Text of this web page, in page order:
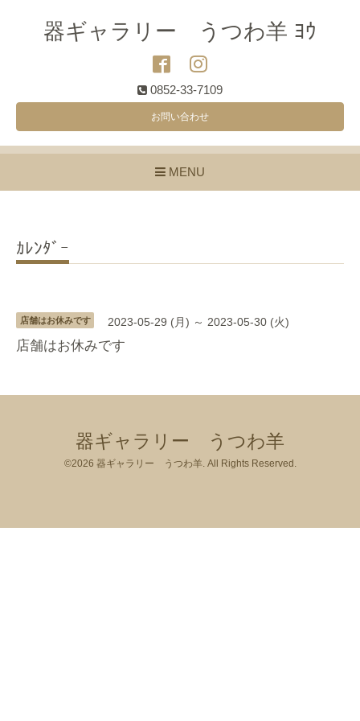
器ギャラリー うつわ羊 ﾖｳ
0852-33-7109
お問い合わせ
MENU
ｶﾚﾝﾀﾞｰ
店舗はお休みです 2023-05-29 (月) ～ 2023-05-30 (火)
店舗はお休みです
器ギャラリー うつわ羊
©2026 器ギャラリー うつわ羊. All Rights Reserved.